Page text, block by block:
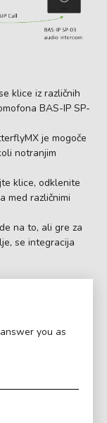
klice iz različnih
BAS-IP SP-
je mogoče
notranjim
klice, odklenite
med različnimi
na to, ali gre za
se integracija
you as